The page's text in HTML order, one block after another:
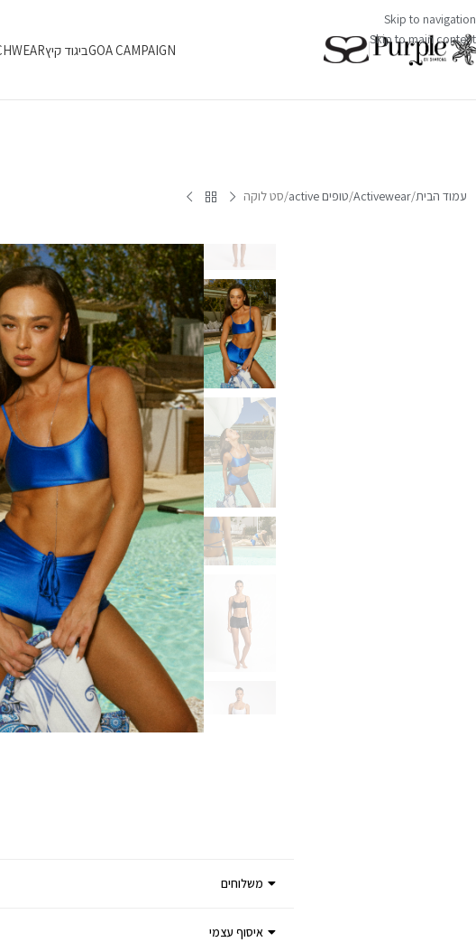
Skip to navigation
Skip to main content
GOA CAMPAIGNביגוד קיץ
עמוד הבית Activewear טופים active סט לוקה
משלוחים
איסוף עצמי